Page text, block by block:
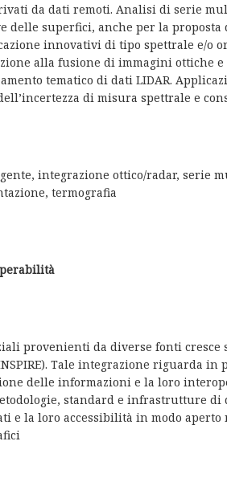
da dati remoti. Analisi di serie
delle superfici, anche per la
innovativi di tipo spettrale e/o
alla fusione di immagini ottiche
tematico di dati LIDAR.
di misura spettrale e
integrazione ottico/radar, serie
termografia
provenienti da diverse fonti
Tale integrazione riguarda in
delle informazioni e la loro
standard e infrastrutture
e la loro accessibilità in modo